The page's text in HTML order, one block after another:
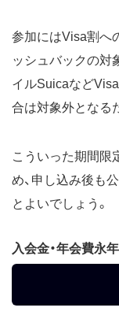
参加にはVisa割へ
ッシュバックの対
イルSuicaなど
合は対象外となる
こういった期間限
め、申し込み後も
とよいでしょう。
入会金・年会費永